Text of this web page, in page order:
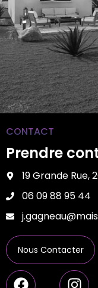
CONTACT
Prendre
19 Grande Rue,
06 09 88 95 44
Nous Contacter